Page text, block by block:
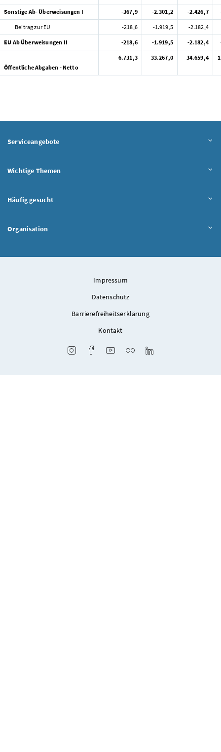
Sonstige Ab- Überweisungen I -367,9 -2.301,2 -2.426,7
Beitrag zur EU -218,6 -1.919,5 -2.182,4
EU Ab Überweisungen II -218,6 -1.919,5 -2.182,4
Öffentliche Abgaben - Netto
6.731,3 33.267,0 34.659,4
Serviceangebote
Wichtige Themen
Häufig gesucht
Organisation
Impressum
Datenschutz
Barrierefreiheitserklärung
Kontakt
InstagramFacebookYoutubeFlickr